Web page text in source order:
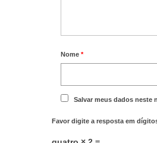
Nome *
Salvar meus dados neste
Favor digite a resposta em